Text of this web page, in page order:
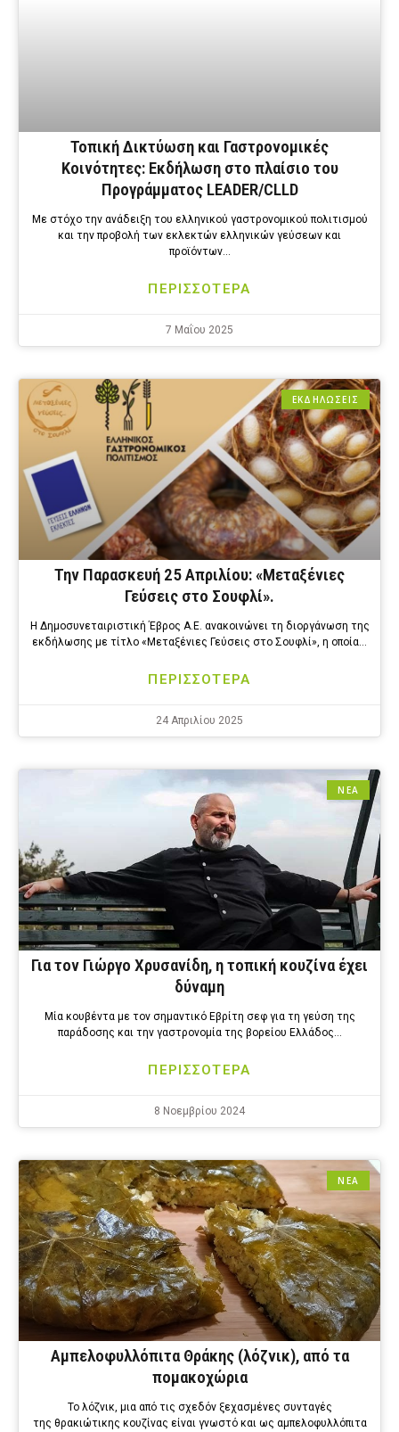
Τοπική Δικτύωση και Γαστρονομικές
Κοινότητες: Εκδήλωση στο πλαίσιο του
Προγράμματος LEADER/CLLD
Με στόχο την ανάδειξη του ελληνικού γαστρονομικού πολιτισμού
και την προβολή των εκλεκτών ελληνικών γεύσεων και
προϊόντων…
ΠΕΡΙΣΣΟΤΕΡΑ
7 Μαΐου 2025
ΕΚΔΗΛΩΣΕΙΣ
Την Παρασκευή 25 Απριλίου: «Μεταξένιες
Γεύσεις στο Σουφλί».
Η Δημοσυνεταιριστική Έβρος Α.Ε. ανακοινώνει τη διοργάνωση της
εκδήλωσης με τίτλο «Μεταξένιες Γεύσεις στο Σουφλί», η οποία…
ΠΕΡΙΣΣΟΤΕΡΑ
24 Απριλίου 2025
ΝΕΑ
Για τον Γιώργο Χρυσανίδη, η τοπική κουζίνα έχει
δύναμη
Μία κουβέντα με τον σημαντικό Εβρίτη σεφ για τη γεύση της
παράδοσης και την γαστρονομία της βορείου Ελλάδος…
ΠΕΡΙΣΣΟΤΕΡΑ
8 Νοεμβρίου 2024
ΝΕΑ
Αμπελοφυλλόπιτα Θράκης (λόζνικ), από τα
πομακοχώρια
Το λόζνικ, μια από τις σχεδόν ξεχασμένες συνταγές
της θρακιώτικης κουζίνας είναι γνωστό και ως αμπελοφυλλόπιτα